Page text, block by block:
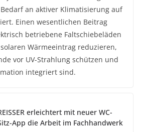
an aktiver Klimatisierung auf
Einen wesentlichen Beitrag
betriebene Faltschiebeläden
solaren Wärmeeintrag reduzieren,
vor UV-Strahlung schützen und
integriert sind.
erleichtert mit neuer WC-
App die Arbeit im Fachhandwerk